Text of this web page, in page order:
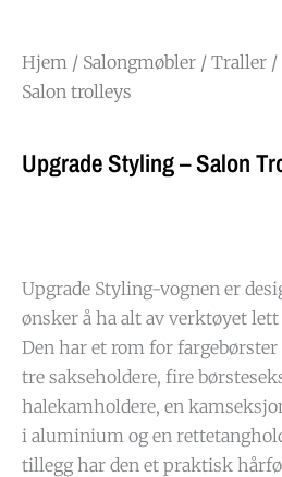
Hjem / Salongmøbler / Traller /
Salon trolleys
Upgrade Styling – Salon
Upgrade Styling-vognen er
ønsker å ha alt av verktøyet
Den har et rom for
tre sakseholdere, fire
halekamholdere, en
i aluminium og en
tillegg har den et praktisk